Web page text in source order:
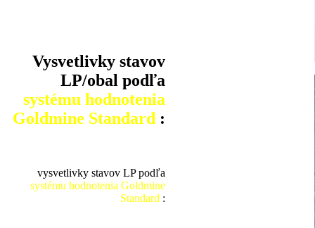
Vysvetlivky stavov
LP/obal podľa
systému hodnotenia
Goldmine Standard :
vysvetlivky stavov LP podľa
systému hodnotenia Goldmine
Standard :